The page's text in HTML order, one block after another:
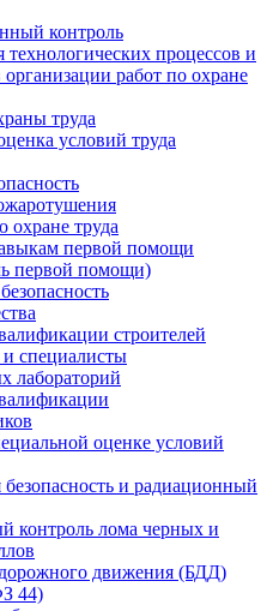
контроль
процессов и
организации работ по охране
труда
условий труда
охране труда
первой помощи
первой помощи)
строителей
специалисты
лабораторий
оценке условий
и радиационный
контроль лома черных и
дорожного движения (БДД)
44)